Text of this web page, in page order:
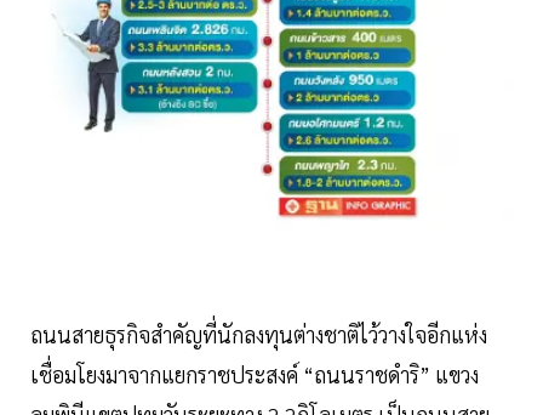
ถนนสายธุรกิจสำคัญที่นักลงทุนต่างชาติไว้วางใจอีกแห่ง
เชื่อมโยงมาจากแยกราชประสงค์ “ถนนราชดำริ” แขวง